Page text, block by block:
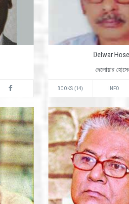
Delwar
দেলোয়ার
BOOKS (14) INFO